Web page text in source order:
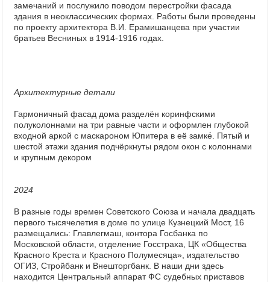
замечаний и послужило поводом перестройки фасада
здания в неоклассических формах. Работы были проведены
по проекту архитектора В.И. Ерамишанцева при участии
братьев Весниных в 1914-1916 годах.
Архитектурные детали
Гармоничный фасад дома разделён коринфскими
полуколоннами на три равные части и оформлен глубокой
входной аркой с маскароном Юпитера в её замке́. Пятый и
шестой этажи здания подчёркнуты рядом окон с колоннами
и крупным декором
2024
В разные годы времен Советского Союза и начала двадцать
первого тысячелетия в доме по улице Кузнецкий Мост, 16
размещались: Главлегмаш, контора Госбанка по
Московской области, отделение Госстраха, ЦК «Общества
Красного Креста и Красного Полумесяца», издательство
ОГИЗ, Стройбанк и Внешторгбанк. В наши дни здесь
находится Центральный аппарат ФС судебных приставов